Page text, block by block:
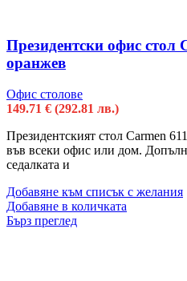
Президентски офис стол
оранжев
Офис столове
149.71 € (292.81 лв.)
Президентският стол Carmen
във всеки офис или дом.
седалката и
Добавяне към списък с желания
Добавяне в количката
Бърз преглед